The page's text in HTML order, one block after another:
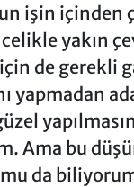
işin içinden
yakın
de gerekli
yapmadan
Ama bu
da